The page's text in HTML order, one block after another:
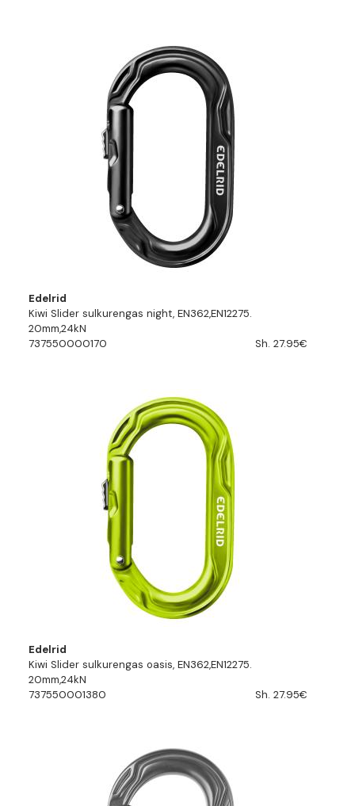
Edelrid
Kiwi Slider sulkurengas night, EN362,EN12275.
20mm,24kN
737550000170
Sh. 27.95€
Edelrid
Kiwi Slider sulkurengas oasis, EN362,EN12275.
20mm,24kN
737550001380
Sh. 27.95€